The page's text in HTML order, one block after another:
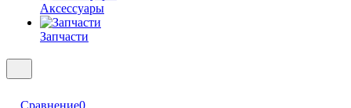
Аксессуары
Запчасти
Сравнение0